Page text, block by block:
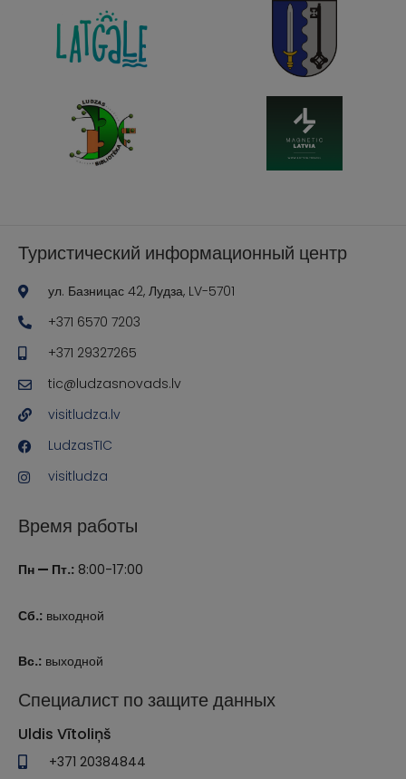
Туристический информационный центр
ул. Базницас 42, Лудза, LV-5701
+371 6570 7203
+371 29327265
tic@ludzasnovads.lv
visitludza.lv
LudzasTIC
visitludza
Время работы
Пн — Пт.: 8:00-17:00
Сб.: выходной
Вс.: выходной
Специалист по защите данных
Uldis Vītoliņš
+371 20384844